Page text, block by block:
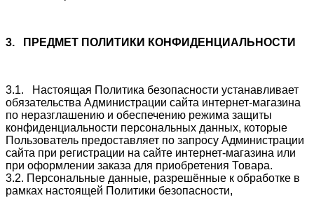
3. ПРЕДМЕТ ПОЛИТИКИ КОНФИДЕНЦИАЛЬНОСТИ
3.1. Настоящая Политика безопасности устанавливает
обязательства Администрации сайта интернет-магазина
по неразглашению и обеспечению режима защиты
конфиденциальности персональных данных, которые
Пользователь предоставляет по запросу Администрации
сайта при регистрации на сайте интернет-магазина или
при оформлении заказа для приобретения Товара.
3.2. Персональные данные, разрешённые к обработке в
рамках настоящей Политики безопасности,